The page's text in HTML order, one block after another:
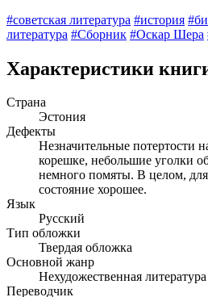
#советская литература #история
литература #Сборник #Оскар Шера
Характеристики
Страна
Эстония
Дефекты
Незначительные потертости
корешке, небольшие уголки
немного помяты. В целом, для
состояние хорошее.
Язык
Русский
Тип обложки
Твердая обложка
Основной жанр
Нехудожественная литература
Переводчик